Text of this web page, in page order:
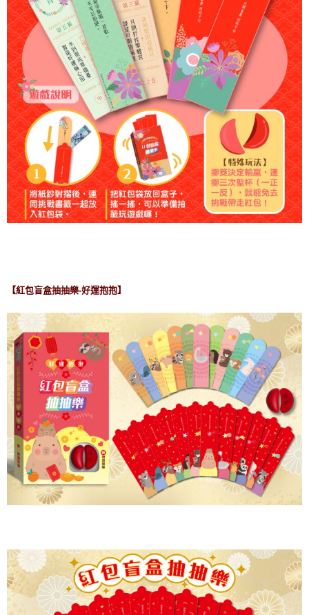
【紅包盲盒抽抽樂-好運抱抱】